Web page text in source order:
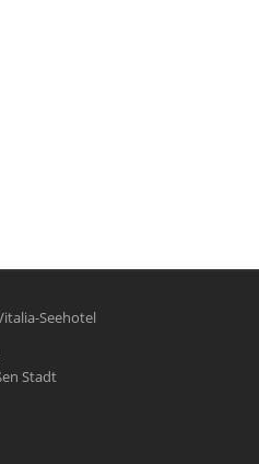
Seehotel
Stadt